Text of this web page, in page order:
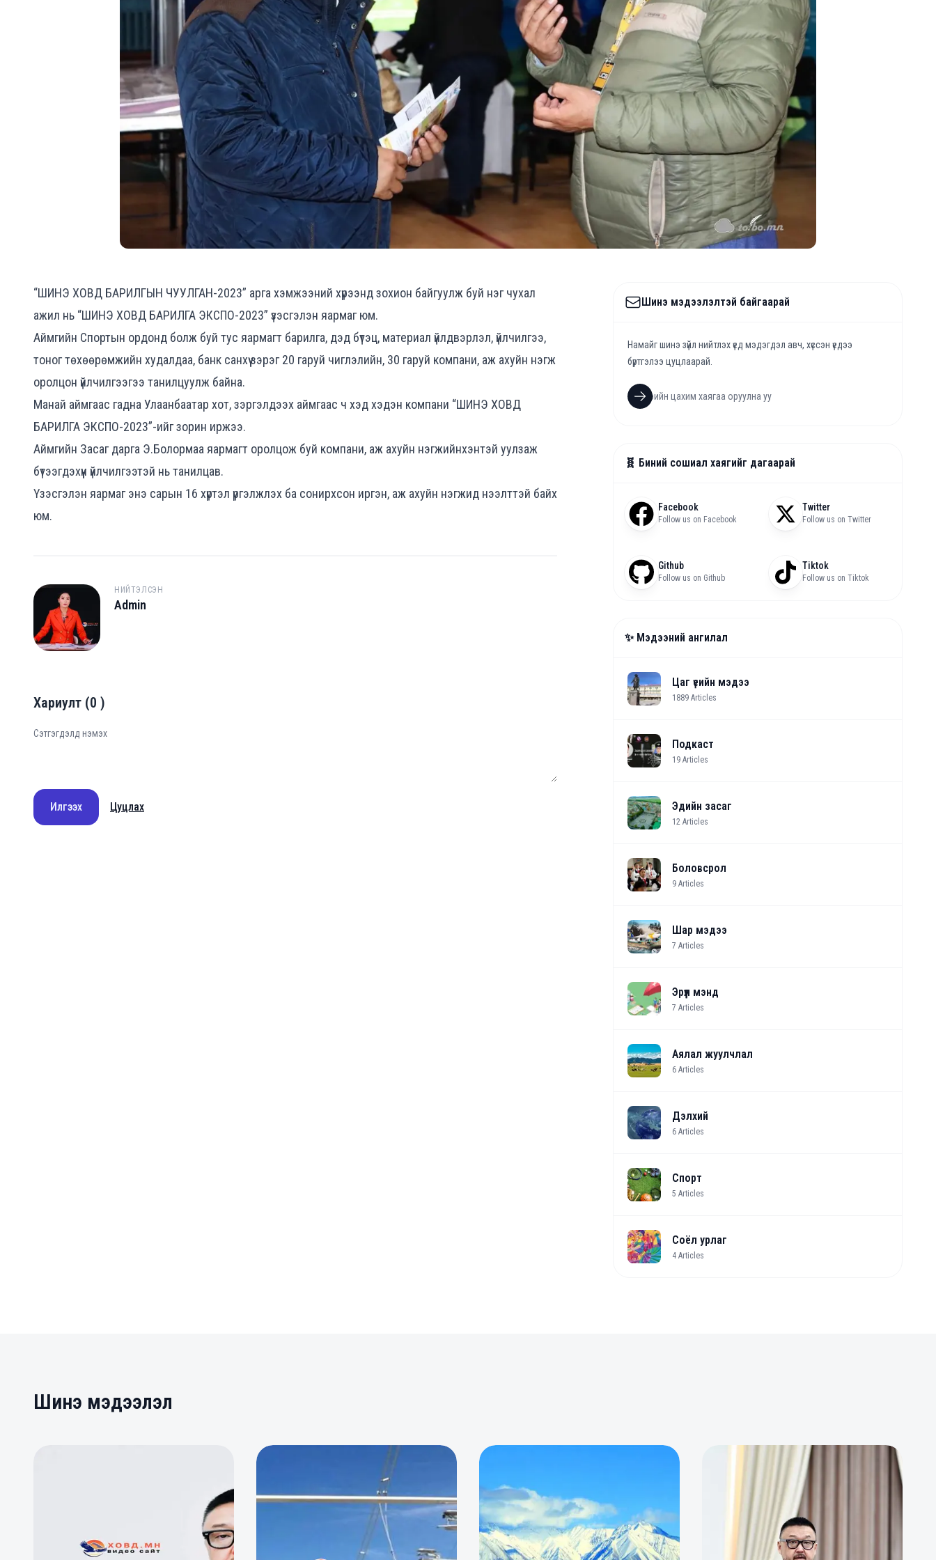
“ШИНЭ ХОВД БАРИЛГЫН ЧУУЛГАН-2023” арга хэмжээний хүрээнд зохион байгуулж буй нэг чухал
ажил нь “ШИНЭ ХОВД БАРИЛГА ЭКСПО-2023” үзэсгэлэн яармаг юм.
Аймгийн Спортын ордонд болж буй тус яармагт барилга, дэд бүтэц, материал үйлдвэрлэл, үйлчилгээ,
тоног төхөөрөмжийн худалдаа, банк санхүү зэрэг 20 гаруй чиглэлийн, 30 гаруй компани, аж ахуйн нэгж
оролцон үйлчилгээгээ танилцуулж байна.
Манай аймгаас гадна Улаанбаатар хот, зэргэлдээх аймгаас ч хэд хэдэн компани “ШИНЭ ХОВД
БАРИЛГА ЭКСПО-2023”-ийг зорин иржээ.
Аймгийн Засаг дарга Э.Болормаа яармагт оролцож буй компани, аж ахуйн нэгжийнхэнтэй уулзаж
бүтээгдэхүүн үйлчилгээтэй нь танилцав.
Үзэсгэлэн яармаг энэ сарын 16 хүртэл үргэлжлэх ба сонирхсон иргэн, аж ахуйн нэгжид нээлттэй байх
юм.
A
НИЙТЭЛСЭН
Admin
Хариулт (0 )
Илгээх Цуцлах
Шинэ мэдээлэлтэй байгаарай
Намайг шинэ зүйл нийтлэх үед мэдэгдэл авч, хүссэн үедээ
бүртгэлээ цуцлаарай.
🧬 Биний сошиал хаягийг дагаарай
Facebook
Follow us on Facebook
Twitter
Follow us on Twitter
Github
Follow us on Github
Tiktok
Follow us on Tiktok
✨ Мэдээний ангилал
Цаг үеийн мэдээ
1889 Articles
Подкаст
19 Articles
Эдийн засаг
12 Articles
Боловсрол
9 Articles
Шар мэдээ
7 Articles
Эрүүл мэнд
7 Articles
Аялал жуулчлал
6 Articles
Дэлхий
6 Articles
Спорт
5 Articles
Соёл урлаг
4 Articles
Шинэ мэдээлэл